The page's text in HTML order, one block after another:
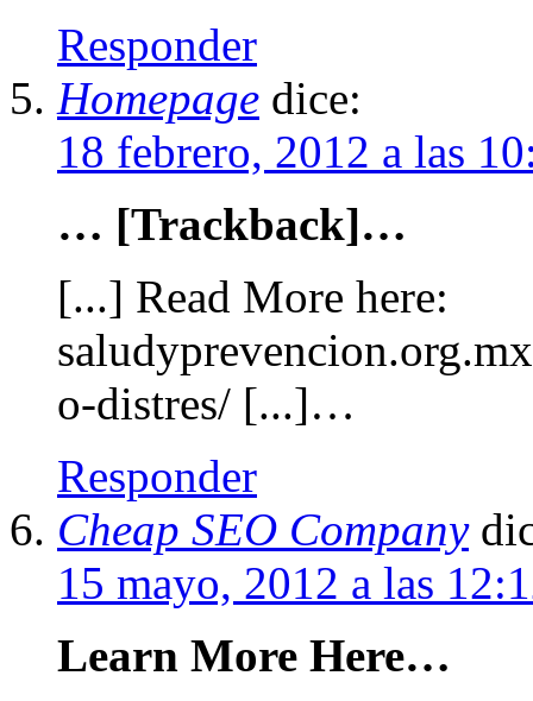
Responder
Homepage dice:
18 febrero, 2012 a las
… [Trackback]…
[...] Read More here:
o-distres/ [...]…
Responder
Cheap SEO Company
15 mayo, 2012 a las
Learn More Here…